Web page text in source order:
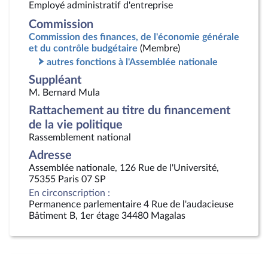
Employé administratif d'entreprise
Commission
Commission des finances, de l'économie générale
et du contrôle budgétaire (Membre)
autres fonctions à l'Assemblée nationale
Suppléant
M. Bernard Mula
Rattachement au titre du financement
de la vie politique
Rassemblement national
Adresse
Assemblée nationale, 126 Rue de l'Université,
75355 Paris 07 SP
En circonscription :
Permanence parlementaire 4 Rue de l'audacieuse
Bâtiment B, 1er étage 34480 Magalas